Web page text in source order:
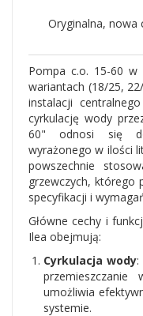
Oryginalna, nowa
Pompa c.o. 15-60 w
wariantach (18/25,
instalacji
cyrkulację wody
60" odnosi się
wyrażonego w ilości
powszechnie
grzewczych, którego
specyfikacji i
Główne cechy i
Ilea obejmują:
Cyrkulacja wody
umożliwia
systemie.